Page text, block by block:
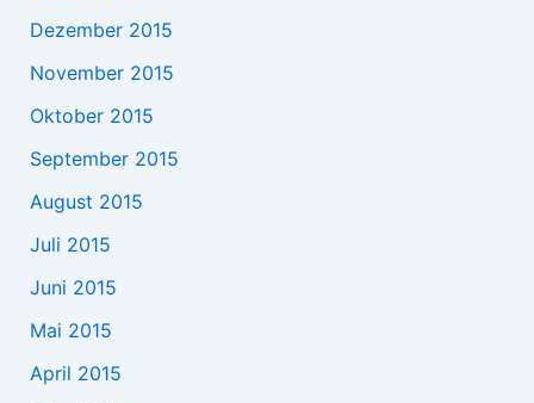
Dezember 2015
November 2015
Oktober 2015
September 2015
August 2015
Juli 2015
Juni 2015
Mai 2015
April 2015